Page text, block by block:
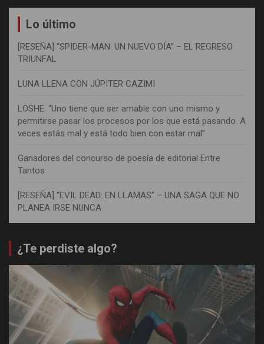
Lo último
[RESEÑA] “SPIDER-MAN: UN NUEVO DÍA” – EL REGRESO
TRIUNFAL
LUNA LLENA CON JÚPITER CAZIMI
LOSHE: “Uno tiene que ser amable con uno mismo y
permitirse pasar los procesos por los que está pasando. A
veces estás mal y está todo bien con estar mal”
Ganadores del concurso de poesía de editorial Entre
Tantos
[RESEÑA] “EVIL DEAD: EN LLAMAS” – UNA SAGA QUE NO
PLANEA IRSE NUNCA
¿Te perdiste algo?